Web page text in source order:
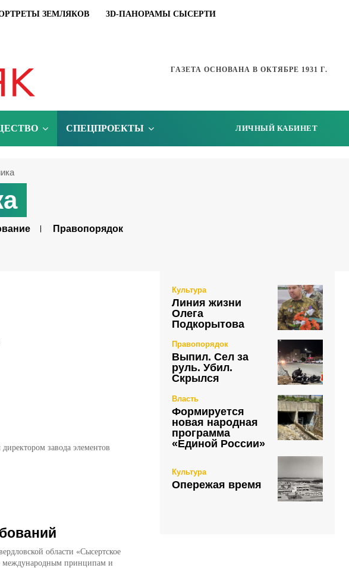
ЗЕМЛЯКОВ 3D-ПАНОРАМЫ СЫСЕРТИ
ГАЗЕТА ОСНОВАНА В ОКТЯБРЕ 1931 Г.
СПЕЦПРОЕКТЫ ЛИЧНЫЙ КАБИНЕТ
Правопорядок
завода элементов
области «Сысертское
международным принципам и
Культура
Линия жизни
Олега
Подкорытова
Правопорядок
Выпил. Сел за
руль. Убил.
Скрылся
Власть
Формируется
новая народная
программа
«Единой России»
Культура
Опережая время